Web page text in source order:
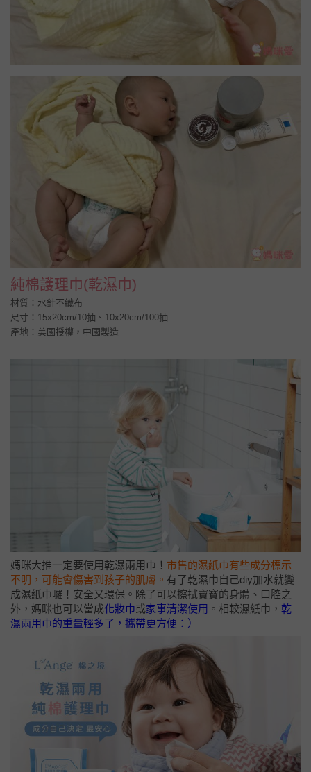
純棉護理巾(乾濕巾)
材質：水針不織布
尺寸：15x20cm/10抽、10x20cm/100抽
產地：美國授權，中國製造
媽咪大推一定要使用乾濕兩用巾！ 市售的濕紙巾有些成分標示
不明，可能會傷害到孩子的肌膚。 有了乾濕巾自己diy加水就變
成濕紙巾囉！安全又環保。除了可以擦拭寶寶的身體、口腔之
外，媽咪也可以當成化妝巾或家事清潔使用 。相較濕紙巾， 乾
濕兩用巾的重量輕多了，攜帶更方便：）